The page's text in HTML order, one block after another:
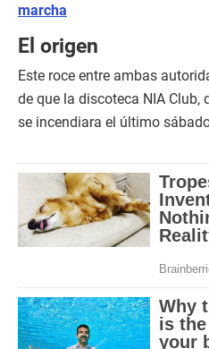
marcha
El origen
Este roce entre ambas
de que la discoteca NIA Club,
se incendiara el último